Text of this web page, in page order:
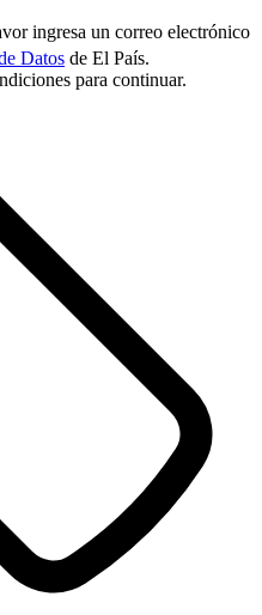
ingresa un correo electrónico
Datos de El País.
para continuar.